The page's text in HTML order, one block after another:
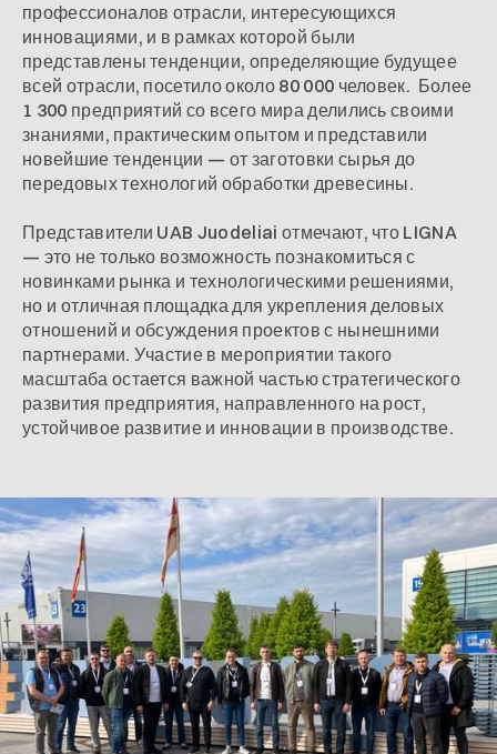
профессионалов отрасли, интересующихся
инновациями, и в рамках которой были
представлены тенденции, определяющие будущее
всей отрасли, посетило около 80 000 человек. Более
1 300 предприятий со всего мира делились своими
знаниями, практическим опытом и представили
новейшие тенденции — от заготовки сырья до
передовых технологий обработки древесины.
Представители UAB Juodeliai отмечают, что LIGNA
— это не только возможность познакомиться с
новинками рынка и технологическими решениями,
но и отличная площадка для укрепления деловых
отношений и обсуждения проектов с нынешними
партнерами. Участие в мероприятии такого
масштаба остается важной частью стратегического
развития предприятия, направленного на рост,
устойчивое развитие и инновации в производстве.